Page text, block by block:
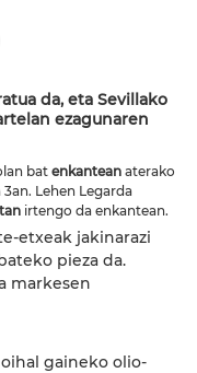
da, eta Sevillako
ezagunaren
bat enkantean aterako
Lehen Legarda
irtengo da enkantean.
etxeak jakinarazi
pieza da.
markesen
oihal gaineko olio-